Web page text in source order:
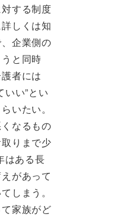
する制度
しくは知
企業側の
と同時
者には
いい”とい
いたい。
なるもの
りまで少
はある長
があって
しまう。
家族がど